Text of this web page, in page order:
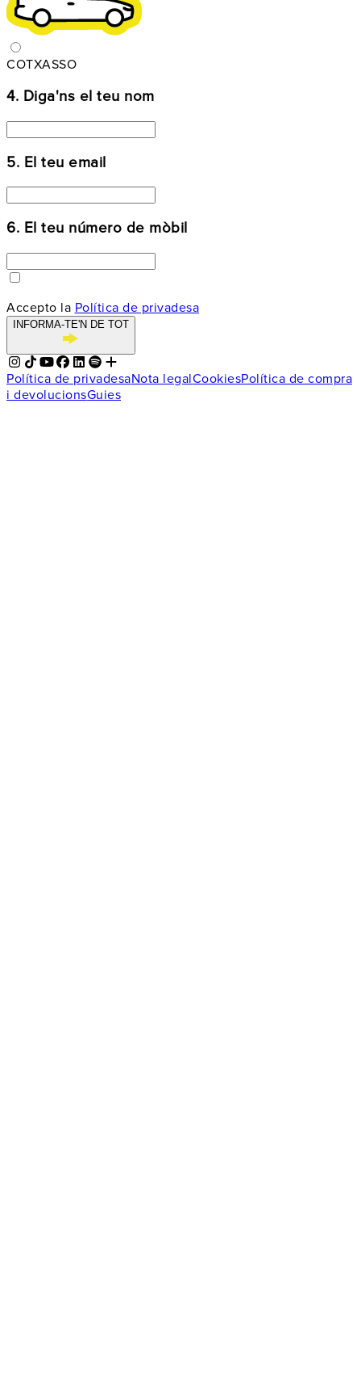
COTXASSO
4. Diga'ns el teu nom
5. El teu email
6. El teu número de mòbil
Accepto la Política de privadesa
INFORMA-TE'N DE TOT
Política de privadesaNota legalCookiesPolítica de compra
i devolucionsGuies